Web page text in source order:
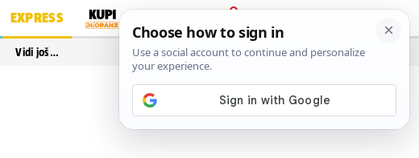
EXPRESS
PRIJAVA
Vidi još…